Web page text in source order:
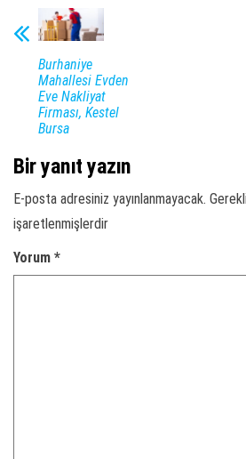
Burhaniye
Mahallesi Evden
Eve Nakliyat
Firması, Kestel
Bursa
Bir yanıt yazın
E-posta adresiniz yayınlanmayacak.
işaretlenmişlerdir
Yorum *